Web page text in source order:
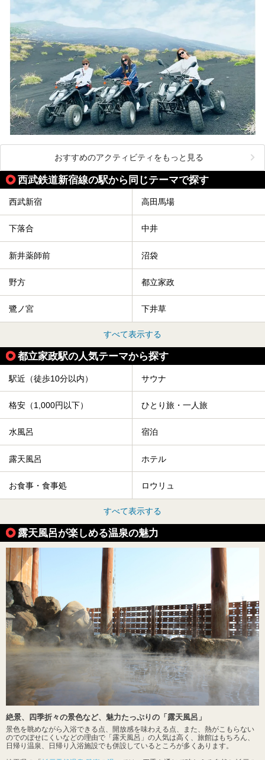
おすすめのアクティビティをもっと見る
西武鉄道新宿線の駅から同じテーマで探す
西武新宿 高田馬場
下落合 中井
新井薬師前 沼袋
野方 都立家政
鷺ノ宮 下井草
すべて表示する
都立家政駅の人気テーマから探す
駅近（徒歩10分以内） サウナ
格安（1,000円以下） ひとり旅・一人旅
水風呂 宿泊
露天風呂 ホテル
お食事・食事処 ロウリュ
すべて表示する
露天風呂が楽しめる温泉の魅力
絶景、四季折々の景色など、魅力たっぷりの「露天風呂」
景色を眺めながら入浴できる点、開放感を味わえる点、また、熱がこもらない
のでのぼせにくいなどの理由で「露天風呂」の人気は高く、旅館はもちろん、
日帰り温泉、日帰り入浴施設でも併設しているところが多くあります。